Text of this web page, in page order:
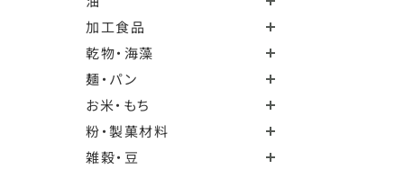
加工食品
乾物・海藻
麺・パン
お米・もち
粉・製菓材料
雑穀・豆